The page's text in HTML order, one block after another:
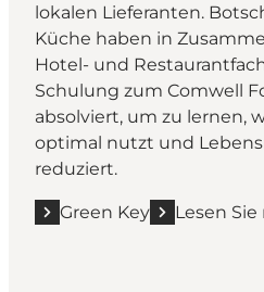
lokalen Lieferanten.
Küche haben in
Hotel- und
Schulung zum Comwell
absolviert, um zu lernen,
optimal nutzt und
reduziert.
Green Key Lesen